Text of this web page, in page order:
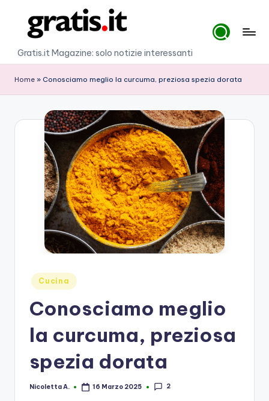
content
G
r
a
Gratis.it Magazine: solo notizie interessanti
Home » Conosciamo meglio la curcuma, preziosa spezia dorata
Posted
in
Cucina
Conosciamo meglio
la curcuma, preziosa
spezia dorata
Posted
Nicoletta A. 16 Marzo 2025 2